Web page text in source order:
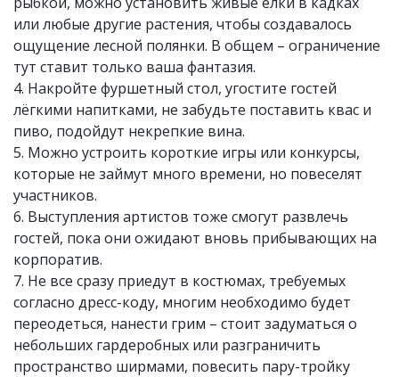
или любые другие растения, чтобы создавалось
ощущение лесной полянки. В общем – ограничение
тут ставит только ваша фантазия.
4. Накройте фуршетный стол, угостите гостей
лёгкими напитками, не забудьте поставить квас и
пиво, подойдут некрепкие вина.
5. Можно устроить короткие игры или конкурсы,
которые не займут много времени, но повеселят
участников.
6. Выступления артистов тоже смогут развлечь
гостей, пока они ожидают вновь прибывающих на
корпоратив.
7. Не все сразу приедут в костюмах, требуемых
согласно дресс-коду, многим необходимо будет
переодеться, нанести грим – стоит задуматься о
небольших гардеробных или разграничить
пространство ширмами, повесить пару-тройку